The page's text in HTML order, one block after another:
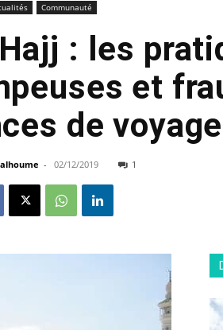
Communauté
: les
et
de voyage
- 02/12/2019 1